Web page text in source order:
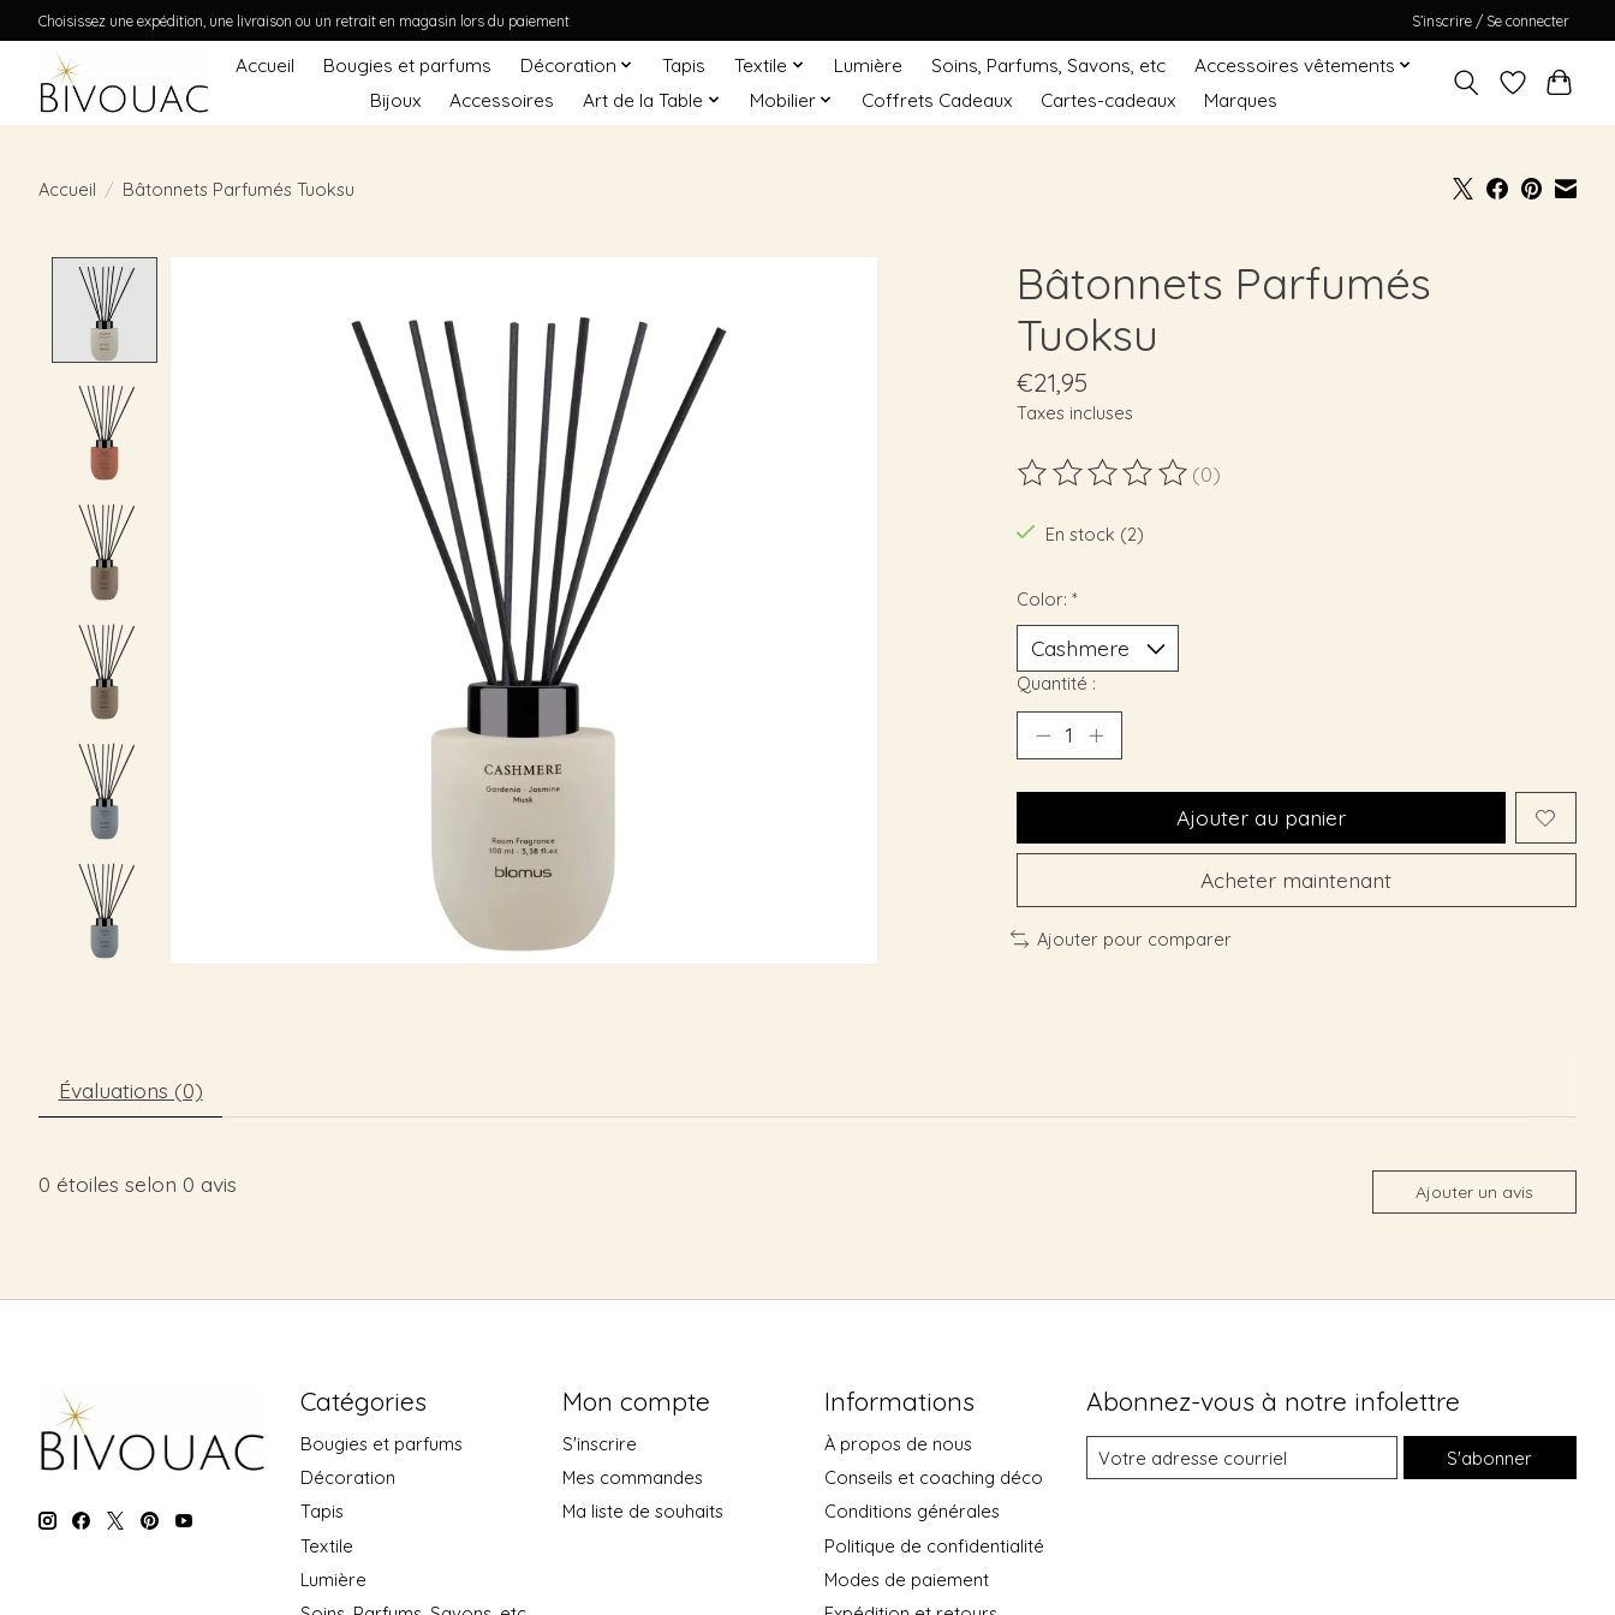
Choisissez une expédition, une livraison ou un retrait en magasin lors du paiement S’inscrire / Se connecter
Accueil Bougies et parfums Décoration Tapis Textile Lumière Soins, Parfums, Savons, etc
Accessoires vêtements
Bijoux
Accessoires Art de la Table Mobilier Coffrets Cadeaux Cartes-cadeaux Marques
Accueil / Bâtonnets Parfumés Tuoksu
Bâtonnets Parfumés
Tuoksu
€21,95
Taxes incluses
Ce produit est évalué à
(0)
En stock (2)
Color: *
Quantité :
Ajouter au panier
Acheter maintenant
Ajouter pour comparer
Évaluations (0)
0 étoiles selon 0 avis Ajouter un avis
Catégories
Bougies et parfums
Décoration
Tapis
Textile
Lumière
Mon compte
S'inscrire
Mes commandes
Ma liste de souhaits
Informations
À propos de nous
Conseils et coaching déco
Conditions générales
Politique de confidentialité
Modes de paiement
Abonnez-vous à notre infolettre
S'abonner